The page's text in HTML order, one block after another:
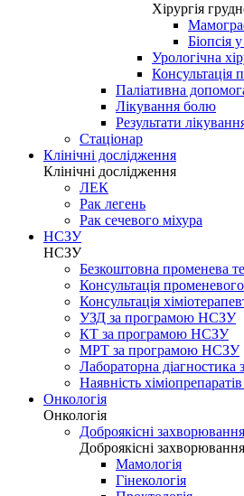
Хірургія
Біопсія
Урологічна
Консультація
Паліативна
Лікування болю
Результати
Стаціонар
Клінічні дослідження
Клінічні дослідження
ЛЕК
Рак легень
Рак сечевого міхура
НСЗУ
НСЗУ
Безкоштовна променева
Консультація
Консультація
УЗД за програмою НСЗУ
КТ за програмою НСЗУ
МРТ за програмою НСЗУ
Лабораторна
Наявність
Онкологія
Онкологія
Доброякісні захворювання
Доброякісні захворювання
Мамологія
Гінекологія